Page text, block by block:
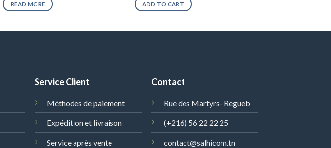
READ MORE ADD TO CART
Service Client
Méthodes de paiement
Expédition et livraison
Service après vente
Contact
Rue des Martyrs- Regueb
(+216) 56 22 22 25
contact@salhicom.tn